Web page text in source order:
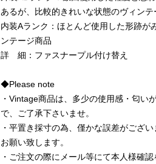
あるが、比較的きれいな状態のヴィンテ
内装Aランク：ほとんど使用した形跡が
ンテージ商品
詳 細：ファスナープル付け替え
◆Please note
・Vintage商品は、多少の使用感・匂い
で、ご了承下さいませ。
・平置き採寸の為、僅かな誤差がござ
お願い致します。
・ご注文の際にメール等にて本人様確